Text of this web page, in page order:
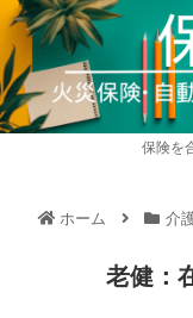
保険を
ホーム 介
老健：